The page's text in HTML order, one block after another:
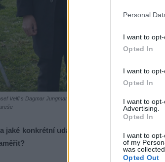
Personal
I want to
Opted In
I want to
Opted In
I want to
Advertising.
Opted In
I want to
of my
was collected.
Opted Out
Velfl s Dagmar Jungmannovou a její rodinou, kteří jsou potomky
jaké konkrétní události z konce války na